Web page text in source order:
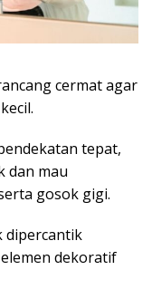
cermat agar
tepat,
dan mau
gosok gigi.
dipercantik
dekoratif